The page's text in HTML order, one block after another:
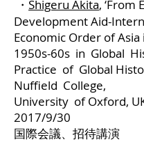
・ Shigeru Akita, ‘From
Development Aid-
Economic Order of Asia
1950s-60s in Global
Practice of Global
Nuffield College,
University of Oxford,
2017/9/30
国際会議、招待講演